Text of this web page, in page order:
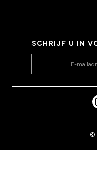
SCHRIJF U IN
©